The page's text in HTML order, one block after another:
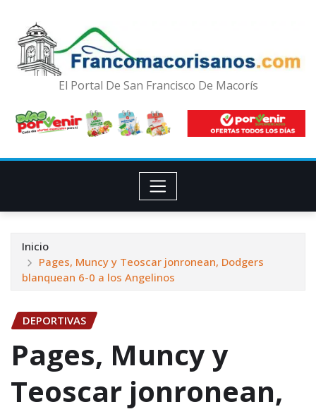
El Portal De San Francisco De Macorís
Inicio
Pages, Muncy y Teoscar jonronean, Dodgers
blanquean 6-0 a los Angelinos
DEPORTIVAS
Pages, Muncy y
Teoscar jonronean,